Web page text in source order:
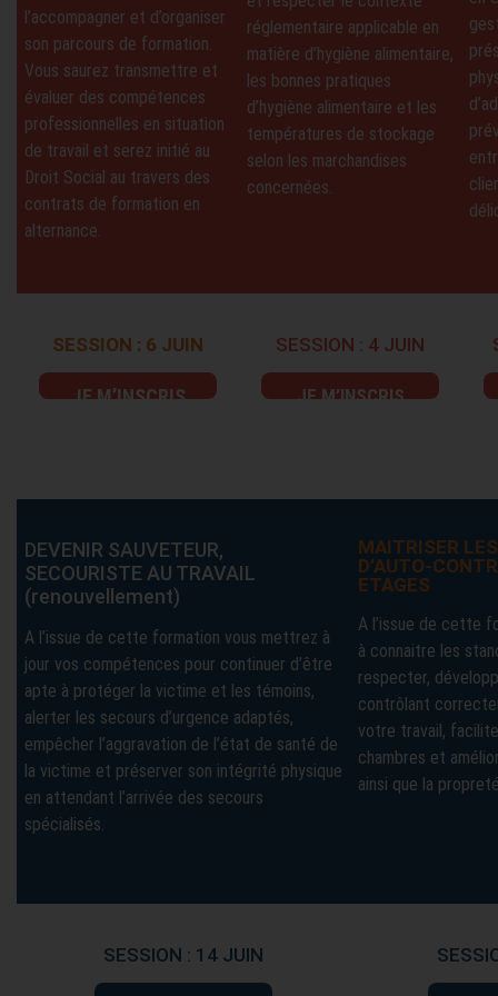
l’accompagner et d’organiser
son parcours de formation.
Vous saurez transmettre et
évaluer des compétences
professionnelles en situation
de travail et serez initié au
Droit Social au travers des
contrats de formation en
alternance.
réglementaire applicable en
matière d’hygiène alimentaire,
les bonnes pratiques
d’hygiène alimentaire et les
températures de stockage
selon les marchandises
concernées.
SESSION : 6 JUIN
JE M’INSCRIS
SESSION : 4 JUIN
JE M’INSCRIS
DEVENIR SAUVETEUR,
SECOURISTE AU TRAVAIL
(renouvellement)
A l’issue de cette formation vous mettrez à
jour vos compétences pour continuer d’être
apte à protéger la victime et les témoins,
alerter les secours d’urgence adaptés,
empêcher l’aggravation de l’état de santé de
la victime et préserver son intégrité physique
en attendant l’arrivée des secours
spécialisés.
MAITRISER
D’AUTO-
ETAGES
A l’issue de cette
à connaitre les
respecter,
contrôlant
votre travail,
chambres et
ainsi que la
SESSION : 14 JUIN